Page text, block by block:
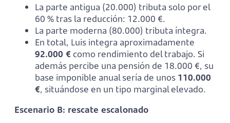
La parte antigua (20.000) tributa solo por el
60 % tras la reducción: 12.000 €.
La parte moderna (80.000) tributa íntegra.
En total, Luis integra aproximadamente
92.000 € como rendimiento del trabajo. Si
además percibe una pensión de 18.000 €, su
base imponible anual sería de unos 110.000
€, situándose en un tipo marginal elevado.
Escenario B: rescate escalonado